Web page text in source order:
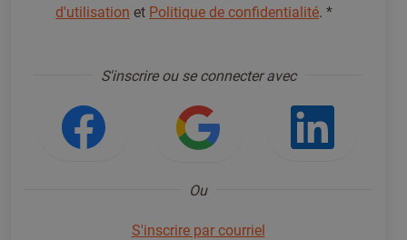
d'utilisation et Politique de confidentialité. *
S'inscrire ou se connecter avec
Se connecter avec Facebook
Se connecter
Ou
S'inscrire par courriel